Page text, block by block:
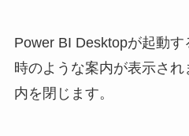
Power BI Desktopが起動
時のような案内が表示さ
内を閉じます。